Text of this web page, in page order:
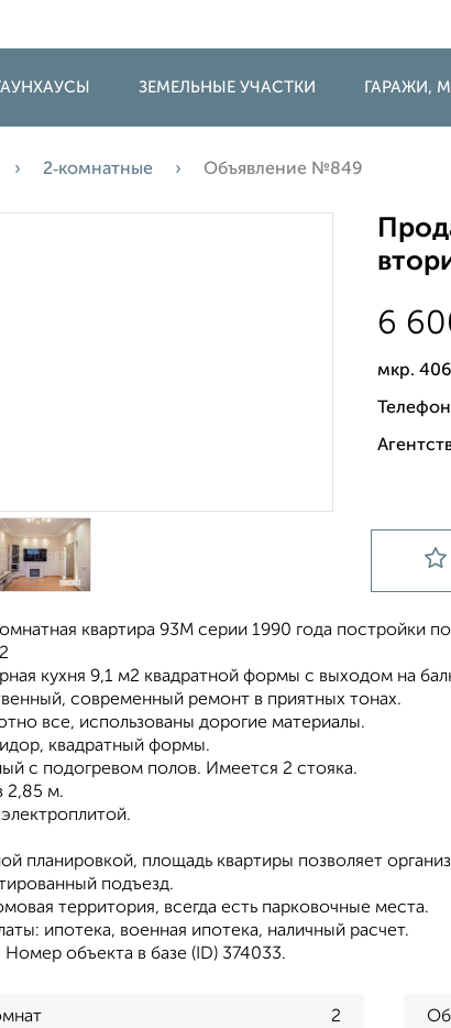
ЗЕМЕЛЬНЫЕ УЧАСТКИ ГАРАЖИ,
2‑комнатные Объявление №849
6
мкр.
квартира 93М серии 1990 года постройки
кухня 9,1 м2 квадратной формы с выходом на
современный ремонт в приятных тонах.
все, использованы дорогие материалы.
квадратный формы.
с подогревом полов. Имеется 2 стояка.
2,85 м.
планировкой, площадь квартиры позволяет
подъезд.
территория, всегда есть парковочные места.
ипотека, военная ипотека, наличный расчет.
Номер объекта в базе (ID) 374033.
2